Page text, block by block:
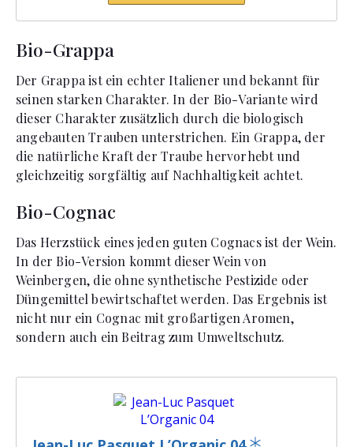
Bio-Grappa
Der Grappa ist ein echter Italiener und bekannt für
seinen starken Charakter. In der Bio-Variante wird
dieser Charakter zusätzlich durch die biologisch
angebauten Trauben unterstrichen. Ein Grappa, der
die natürliche Kraft der Traube hervorhebt und
gleichzeitig sorgfältig auf Nachhaltigkeit achtet.
Bio-Cognac
Das Herzstück eines jeden guten Cognacs ist der Wein.
In der Bio-Version kommt dieser Wein von
Weinbergen, die ohne synthetische Pestizide oder
Düngemittel bewirtschaftet werden. Das Ergebnis ist
nicht nur ein Cognac mit großartigen Aromen,
sondern auch ein Beitrag zum Umweltschutz.